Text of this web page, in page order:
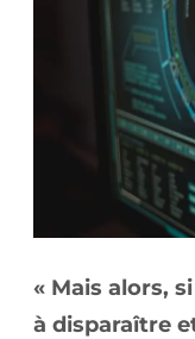
« Mais alors,
à disparaître